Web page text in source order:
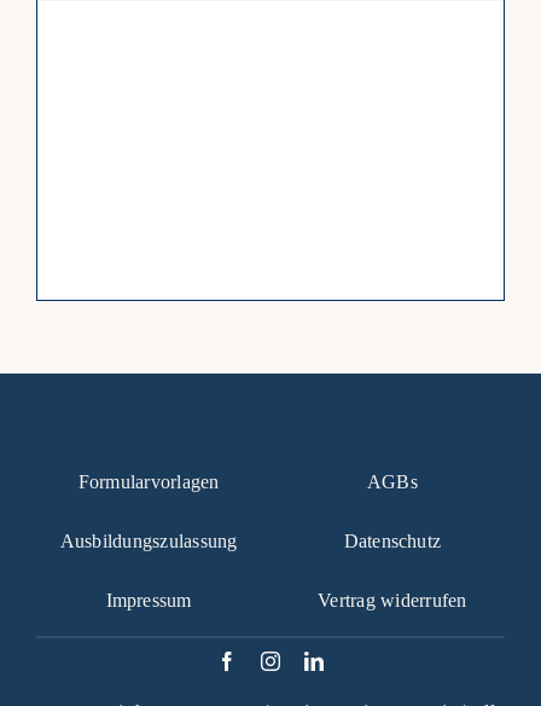
Formularvorlagen
Ausbildungszulassung
Impressum
AGBs
Datenschutz
Vertrag widerrufen